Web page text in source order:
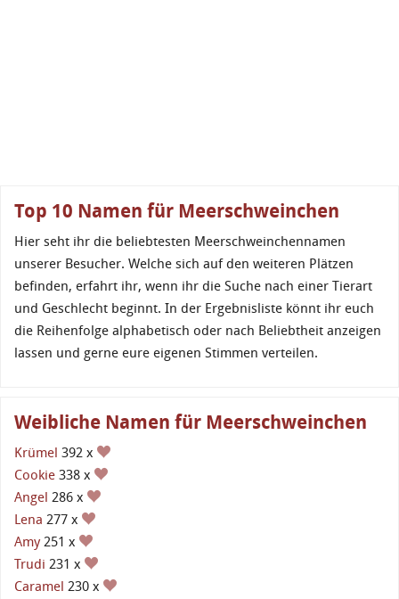
Top 10 Namen für Meerschweinchen
Hier seht ihr die beliebtesten Meerschweinchennamen
unserer Besucher. Welche sich auf den weiteren Plätzen
befinden, erfahrt ihr, wenn ihr die Suche nach einer Tierart
und Geschlecht beginnt. In der Ergebnisliste könnt ihr euch
die Reihenfolge alphabetisch oder nach Beliebtheit anzeigen
lassen und gerne eure eigenen Stimmen verteilen.
Weibliche Namen für Meerschweinchen
Krümel 392 x
Cookie 338 x
Angel 286 x
Lena 277 x
Amy 251 x
Trudi 231 x
Caramel 230 x